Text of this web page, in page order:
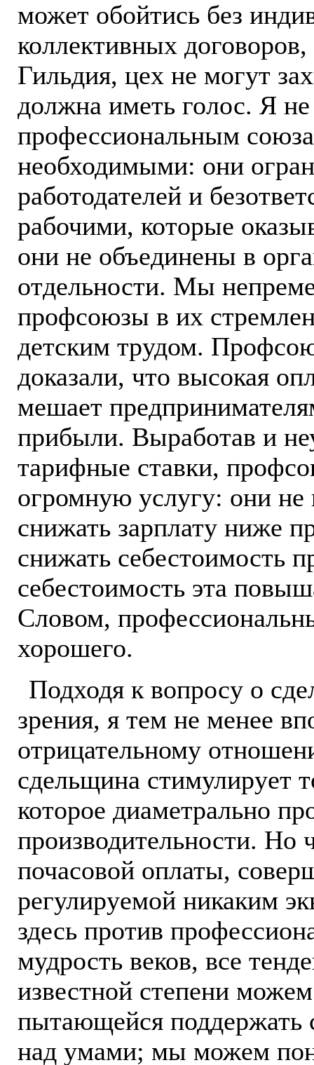
может обойтись без
коллективных
Гильдия, цех не могут
должна иметь голос. Я
профессиональным
необходимыми: они
работодателей и
рабочими, которые
они не объединены в
отдельности. Мы
профсоюзы в их
детским трудом.
доказали, что высокая
мешает
прибыли. Выработав и
тарифные ставки,
огромную услугу: они
снижать зарплату ниже
снижать себестоимость
себестоимость эта
Словом,
хорошего.
Подходя к вопросу о
зрения, я тем не менее
отрицательному
сдельщина стимулирует
которое диаметрально
производительности. Но
почасовой оплаты,
регулируемой никаким
здесь против
мудрость веков, все
известной степени
пытающейся поддержать
над умами; мы можем